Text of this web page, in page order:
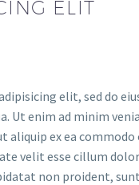
ELIT
elit, sed do
Ut enim ad minim
ex ea commodo
velit esse cillum
non proident,